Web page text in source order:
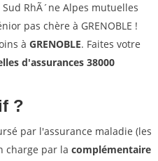
RhÃ´ne Alpes mutuelles
pas chère à GRENOBLE !
à GRENOBLE. Faites votre
d'assurances 38000
?
par l'assurance maladie (les
charge par la complémentaire